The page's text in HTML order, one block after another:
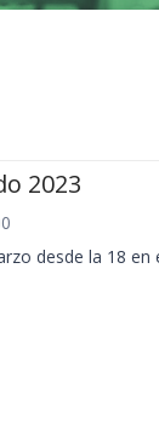
2023
desde la 18 en